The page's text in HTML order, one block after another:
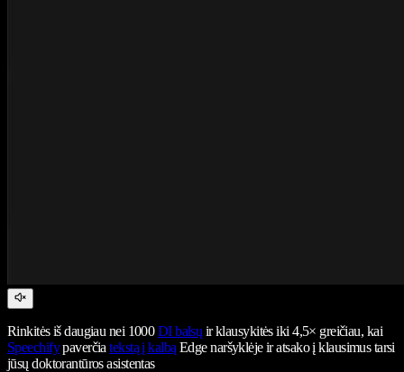
Rinkitės iš daugiau nei 1000DI balsų ir klausykitės iki 4,5× greičiau, kai
Speechifypaverčiatekstą į kalbą Edge naršyklėje ir atsako į klausimus tarsi
jūsų doktorantūros asistentas